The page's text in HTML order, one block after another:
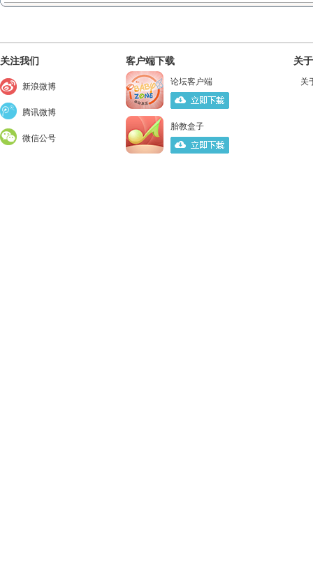
关注我们
新浪微博
腾讯微博
微信公号
客户端下载
论坛客户端
胎教盒子
关
关